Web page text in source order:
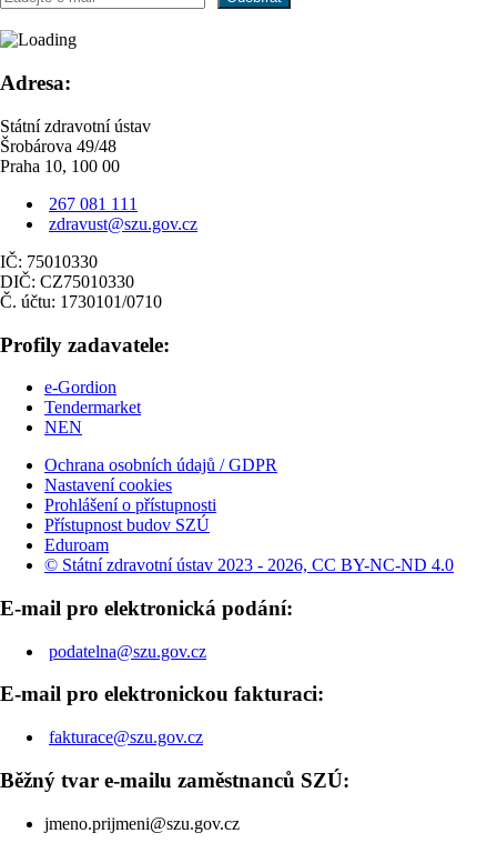
Adresa:
Státní zdravotní ústav
Šrobárova 49/48
Praha 10, 100 00
267 081 111
zdravust@szu.gov.cz
IČ: 75010330
DIČ: CZ75010330
Č. účtu: 1730101/0710
Profily zadavatele:
e-Gordion
Tendermarket
NEN
Ochrana osobních údajů / GDPR
Nastavení cookies
Prohlášení o přístupnosti
Přístupnost budov SZÚ
Eduroam
© Státní zdravotní ústav 2023 - 2026, CC BY-NC-ND 4.0
E-mail pro elektronická podání:
podatelna@szu.gov.cz
E-mail pro elektronickou fakturaci:
fakturace@szu.gov.cz
Běžný tvar e-mailu zaměstnanců SZÚ:
jmeno.prijmeni@szu.gov.cz